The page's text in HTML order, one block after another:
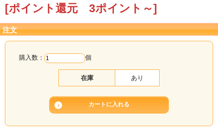
のドリンクです。
ブルーベリーは「目に良い」といわれるアントシアニンが豊富ふくまれておりま
す。
果実はシロップに漬け込み美味しく召し上がって頂けます。
[ポイント還元 3ポイント～]
注文
購入数： 個
在庫 あり